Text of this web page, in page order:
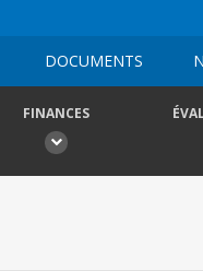
DOCUMENTS
FINANCES